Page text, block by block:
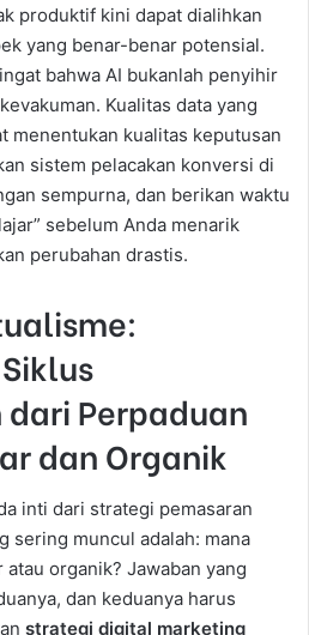
produktif kini dapat dialihkan
yang benar-benar potensial.
bahwa AI bukanlah penyihir
Kualitas data yang
menentukan kualitas keputusan
sistem pelacakan konversi di
sempurna, dan berikan waktu
sebelum Anda menarik
perubahan drastis.
Perpaduan
dan Organik
inti dari strategi pemasaran
sering muncul adalah: mana
organik? Jawaban yang
dan keduanya harus
strategi digital marketing